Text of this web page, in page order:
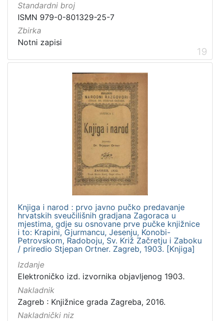
Standardni broj
ISMN 979-0-801329-25-7
Zbirka
Notni zapisi
19
Knjiga i narod : prvo javno pučko predavanje
hrvatskih sveučilišnih gradjana Zagoraca u
mjestima, gdje su osnovane prve pučke knjižnice
i to: Krapini, Gjurmancu, Jesenju, Konobi-
Petrovskom, Radoboju, Sv. Križ Začretju i Zaboku
/ priredio Stjepan Ortner. Zagreb, 1903. [Knjiga]
Izdanje
Elektroničko izd. izvornika objavljenog 1903.
Nakladnik
Zagreb : Knjižnice grada Zagreba, 2016.
Nakladnički niz